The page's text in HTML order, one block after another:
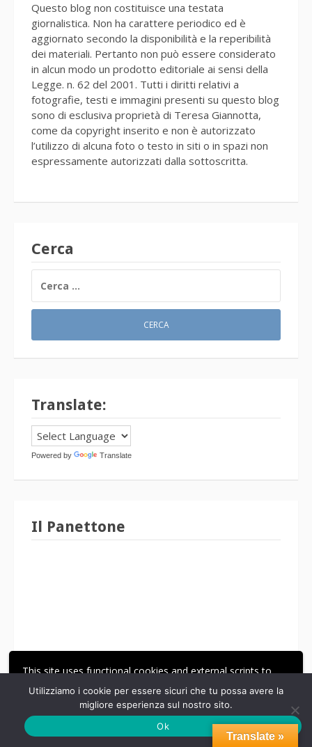
This site uses functional cookies and external scripts to
improve your experience.
LE MIE IMPOSTAZIONI
ACCETTA
Questo blog non costituisce una testata
giornalistica. Non ha carattere periodico ed è
aggiornato secondo la disponibilità e la reperibilità
dei materiali. Pertanto non può essere considerato
in alcun modo un prodotto editoriale ai sensi della
Legge. n. 62 del 2001. Tutti i diritti relativi a
fotografie, testi e immagini presenti su questo blog
sono di esclusiva proprietà di Teresa Giannotta,
come da copyright inserito e non è autorizzato
l’utilizzo di alcuna foto o testo in siti o in spazi non
espressamente autorizzati dalla sottoscritta.
Cerca
PER:
Translate:
Powered by Translate
Il Panettone
Translate »
Utilizziamo i cookie per essere sicuri che tu possa avere la
migliore esperienza sul nostro sito.
Ok